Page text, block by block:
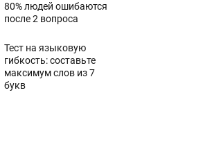
80% людей ошибаются
после 2 вопроса
Тест на языковую
гибкость: составьте
максимум слов из 7
букв